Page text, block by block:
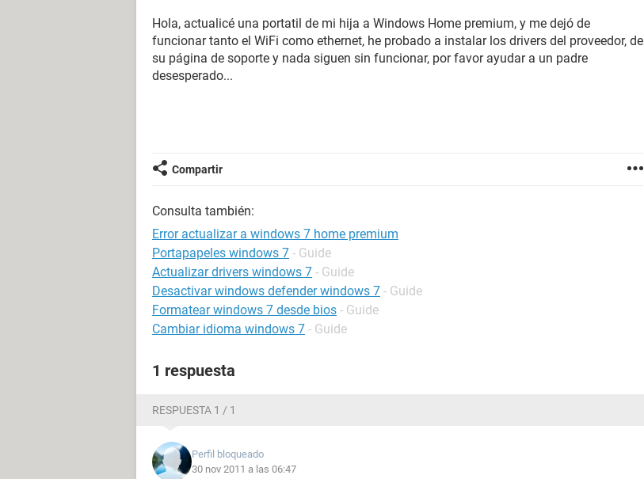
Hola, actualicé una portatil de mi hija a Windows Home premium, y me dejó de
funcionar tanto el WiFi como ethernet, he probado a instalar los drivers del proveedor, de
su página de soporte y nada siguen sin funcionar, por favor ayudar a un padre
desesperado...
Compartir
Consulta también:
Error actualizar a windows 7 home premium
Portapapeles windows 7 - Guide
Actualizar drivers windows 7 - Guide
Desactivar windows defender windows 7 - Guide
Formatear windows 7 desde bios - Guide
Cambiar idioma windows 7 - Guide
1 respuesta
RESPUESTA 1 / 1
Perfil bloqueado
30 nov 2011 a las 06:47